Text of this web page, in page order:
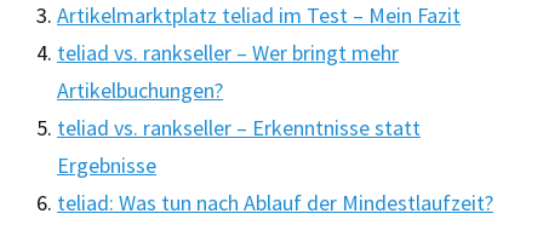
Artikelmarktplatz teliad im Test – Mein Fazit
teliad vs. rankseller – Wer bringt mehr
Artikelbuchungen?
teliad vs. rankseller – Erkenntnisse statt
Ergebnisse
teliad: Was tun nach Ablauf der Mindestlaufzeit?